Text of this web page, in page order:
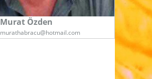
Murat Özden
murathabracu@hotmail.com